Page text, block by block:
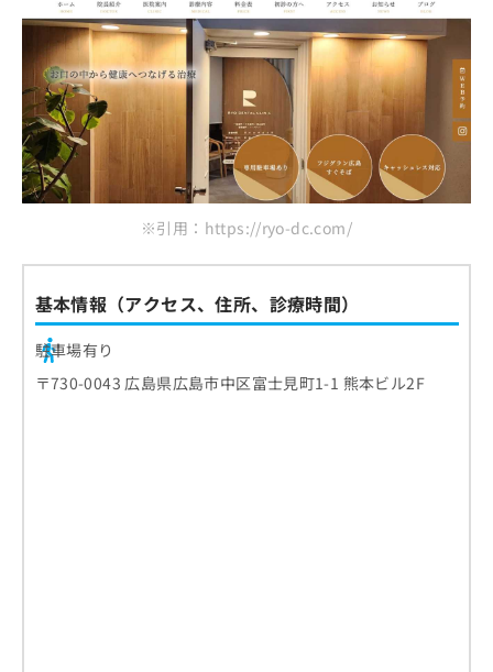
※引用：https://ryo-dc.com/
基本情報（アクセス、住所、診療時間）
駐車場有り
〒730-0043 広島県広島市中区富士見町1-1 熊本ビル2F